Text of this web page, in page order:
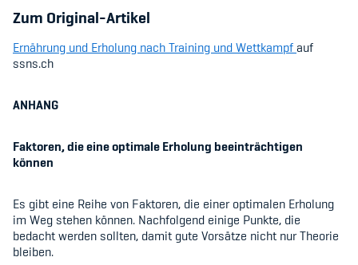
Zum Original-Artikel
Ernährung und Erholung nach Training und Wettkampfauf
ssns.ch
ANHANG
Faktoren, die eine optimale Erholung beeinträchtigen
können
Es gibt eine Reihe von Faktoren, die einer optimalen Erholung
im Weg stehen können. Nachfolgend einige Punkte, die
bedacht werden sollten, damit gute Vorsätze nicht nur Theorie
bleiben.